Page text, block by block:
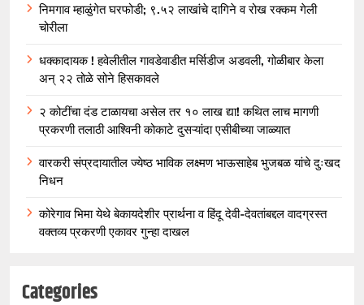
निमगाव म्हाळुंगेत घरफोडी; ९.५२ लाखांचे दागिने व रोख रक्कम गेली
चोरीला
धक्कादायक ! हवेलीतील गावडेवाडीत मर्सिडीज अडवली, गोळीबार केला
अन् २२ तोळे सोने हिसकावले
२ कोटींचा दंड टाळायचा असेल तर १० लाख द्या! कथित लाच मागणी
प्रकरणी तलाठी आश्विनी कोकाटे दुसऱ्यांदा एसीबीच्या जाळ्यात
वारकरी संप्रदायातील ज्येष्ठ भाविक लक्ष्मण भाऊसाहेब भुजबळ यांचे दुःखद
निधन
कोरेगाव भिमा येथे बेकायदेशीर प्रार्थना व हिंदू देवी-देवतांबद्दल वादग्रस्त
वक्तव्य प्रकरणी एकावर गुन्हा दाखल
Categories